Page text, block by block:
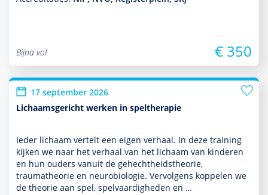
Bijna vol € 350
17 september 2026
Lichaamsgericht werken in speltherapie
Ieder lichaam vertelt een eigen verhaal. In deze training
kijken we naar het verhaal van het lichaam van kin­de­ren
en hun ouders vanuit de gehechtheidstheorie,
traumatheorie en neurobiologie. Vervolgens koppelen we
de theorie aan spel, spelvaar­dig­heden en …